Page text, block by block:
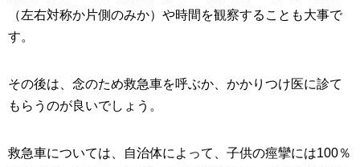
（左右対称か片側のみか）や時間を観察することも大事で
す。
その後は、念のため救急車を呼ぶか、かかりつけ医に診て
もらうのが良いでしょう。
救急車については、自治体によって、子供の痙攣には100％